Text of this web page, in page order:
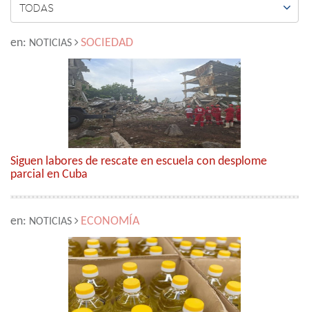
TODAS 
en: NOTICIAS SOCIEDAD
Siguen labores de rescate en escuela con desplome
parcial en Cuba
en: NOTICIAS ECONOMÍA